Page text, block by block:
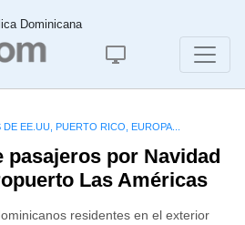
Dominicana
EE.UU, PUERTO RICO, EUROPA...
pasajeros por Navidad
Las Américas
residentes en el exterior